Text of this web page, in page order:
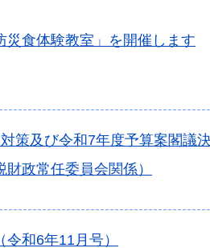
災食体験教室」を開催します
策及び令和7年度予算案閣議
財政常任委員会関係）
和6年11月号）